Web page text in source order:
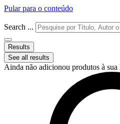
Pular para o conteúdo
Search ...
Results
See all results
Ainda não adicionou produtos à